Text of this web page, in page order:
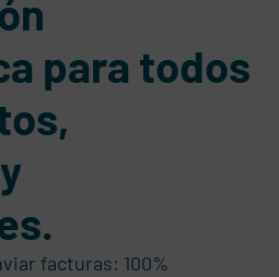
para todos
facturas: 100%